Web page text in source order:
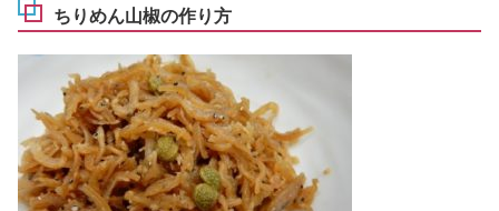
ちりめん山椒の作り方